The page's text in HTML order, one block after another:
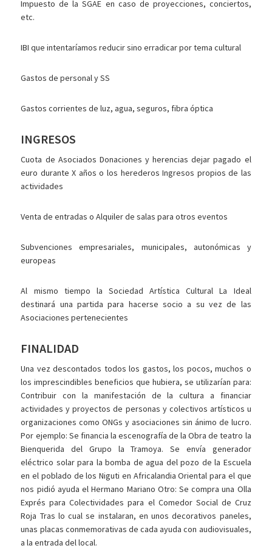
Impuesto de la SGAE en caso de proyecciones, conciertos,
etc.
IBI que intentaríamos reducir sino erradicar por tema cultural
Gastos de personal y SS
Gastos corrientes de luz, agua, seguros, fibra óptica
INGRESOS
Cuota de Asociados Donaciones y herencias dejar pagado el
euro durante X años o los herederos Ingresos propios de las
actividades
Venta de entradas o Alquiler de salas para otros eventos
Subvenciones empresariales, municipales, autonómicas y
europeas
Al mismo tiempo la Sociedad Artística Cultural La Ideal
destinará una partida para hacerse socio a su vez de las
Asociaciones pertenecientes
FINALIDAD
Una vez descontados todos los gastos, los pocos, muchos o
los imprescindibles beneficios que hubiera, se utilizarían para:
Contribuir con la manifestación de la cultura a financiar
actividades y proyectos de personas y colectivos artísticos u
organizaciones como ONGs y asociaciones sin ánimo de lucro.
Por ejemplo: Se financia la escenografía de la Obra de teatro la
Bienquerida del Grupo la Tramoya. Se envía generador
eléctrico solar para la bomba de agua del pozo de la Escuela
en el poblado de los Niguti en Africalandia Oriental para el que
nos pidió ayuda el Hermano Mariano Otro: Se compra una Olla
Exprés para Colectividades para el Comedor Social de Cruz
Roja Tras lo cual se instalaran, en unos decorativos paneles,
unas placas conmemorativas de cada ayuda con audiovisuales,
a la entrada del local.